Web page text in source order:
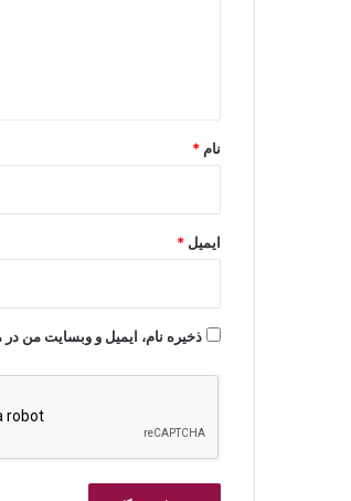
نام *
ایمیل *
ذخیره نام، ایمیل و وبسایت من